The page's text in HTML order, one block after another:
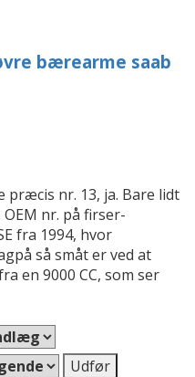
bærearme saab
nr. 13, ja. Bare lidt
nr. på firser-
fra 1994, hvor
så småt er ved at
en 9000 CC, som ser